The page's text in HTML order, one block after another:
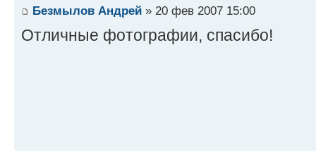
Безмылов Андрей » 20 фев 2007 15:00
Отличные фотографии, спасибо!